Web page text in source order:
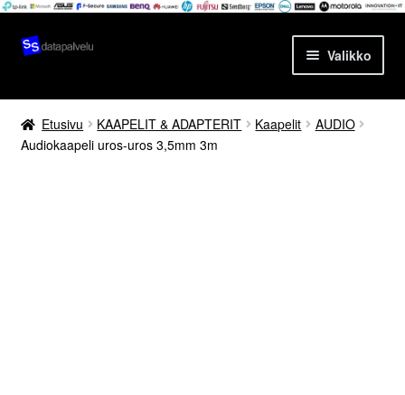
Siirry
Siirry
Valikko
Etusivu
Tuotteet
Etusivu KAAPELIT & ADAPTERIT Kaapelit
AUDIO
Audiokaapeli uros-uros 3,5mm 3m